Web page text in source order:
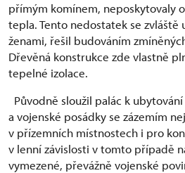
přímým komínem, neposkytovaly
tepla. Tento nedostatek se zvláště
ženami, řešil budováním
Dřevěná konstrukce zde vlastně
tepelné izolace.
Původně sloužil palác k
a vojenské posádky se zázemím
v přízemních místnostech i pro
v lenní závislosti v tomto případě
vymezené, převážně vojenské